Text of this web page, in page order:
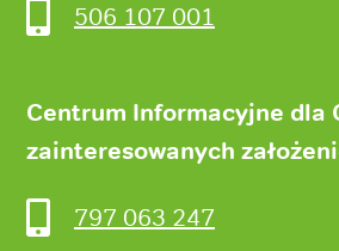
506 107 001
Centrum Informacyjne dla
zainteresowanych
797 063 247